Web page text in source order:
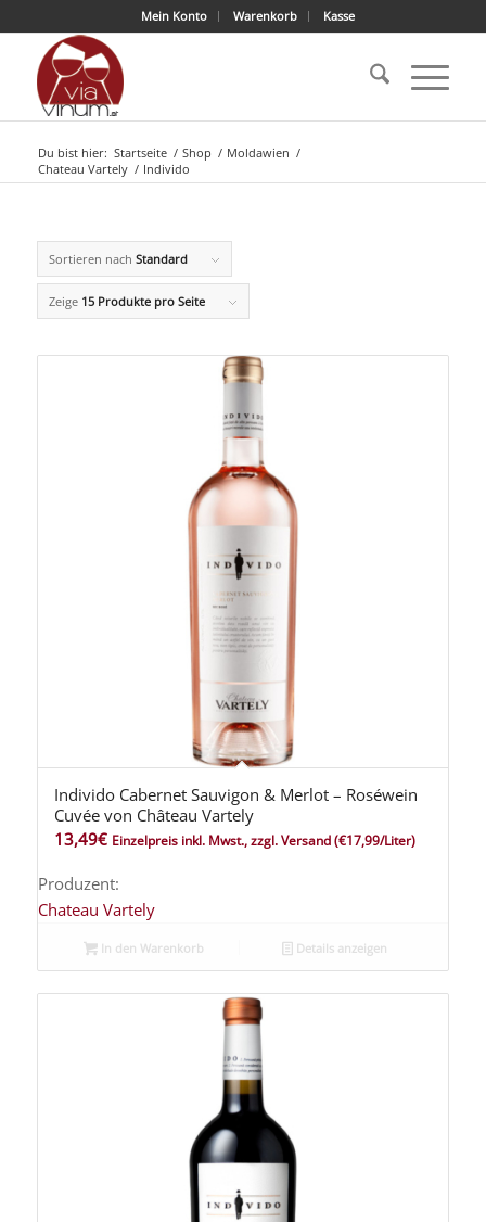
Mein Konto Warenkorb Kasse
Du bist hier: Startseite / Shop / Moldawien /
Chateau Vartely / Individo
Sortieren nach Standard
Zeige 15 Produkte pro Seite
Individo Cabernet Sauvigon & Merlot – Roséwein
Cuvée von Château Vartely
13,49€ Einzelpreis inkl. Mwst., zzgl. Versand(€17,99/Liter)
Produzent:
Chateau Vartely
In den Warenkorb Details anzeigen